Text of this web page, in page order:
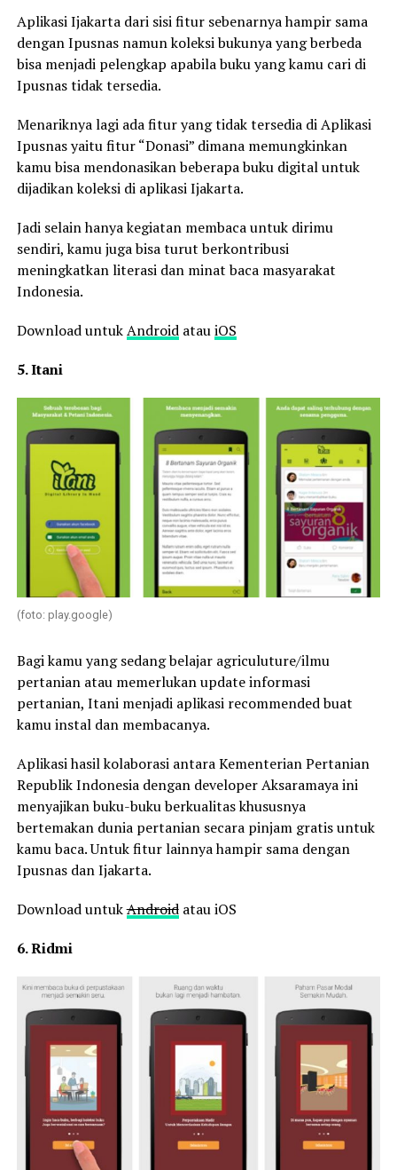
Aplikasi Ijakarta dari sisi fitur sebenarnya hampir sama
dengan Ipusnas namun koleksi bukunya yang berbeda
bisa menjadi pelengkap apabila buku yang kamu cari di
Ipusnas tidak tersedia.
Menariknya lagi ada fitur yang tidak tersedia di Aplikasi
Ipusnas yaitu fitur “Donasi” dimana memungkinkan
kamu bisa mendonasikan beberapa buku digital untuk
dijadikan koleksi di aplikasi Ijakarta.
Jadi selain hanya kegiatan membaca untuk dirimu
sendiri, kamu juga bisa turut berkontribusi
meningkatkan literasi dan minat baca masyarakat
Indonesia.
Download untukAndroidatauiOS
5. Itani
(foto: play.google)
Bagi kamu yang sedang belajar agriculuture/ilmu
pertanian atau memerlukan update informasi
pertanian, Itani menjadi aplikasi recommended buat
kamu instal dan membacanya.
Aplikasi hasil kolaborasi antara Kementerian Pertanian
Republik Indonesia dengan developer Aksaramaya ini
menyajikan buku-buku berkualitas khususnya
bertemakan dunia pertanian secara pinjam gratis untuk
kamu baca. Untuk fitur lainnya hampir sama dengan
Ipusnas dan Ijakarta.
Download untukAndroidatau iOS
6. Ridmi